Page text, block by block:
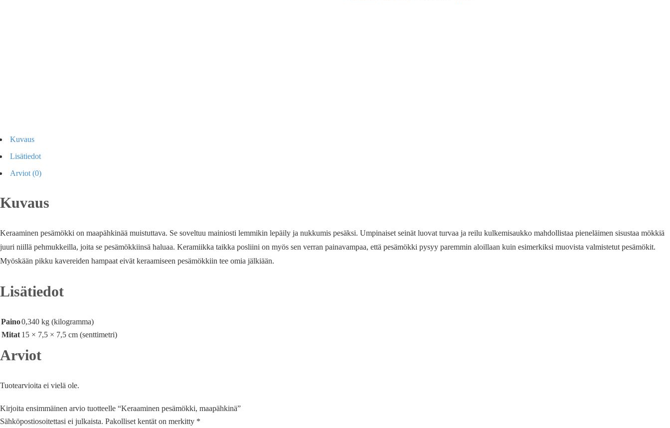
Kuvaus
Lisätiedot
Arviot (0)
Kuvaus
Keraaminen pesämökki on maapähkinää muistuttava. Se soveltuu mainiosti lemmikin lepäily ja nukkumis pesäksi. Umpinaiset seinät luovat turvaa ja reilu kulkemisaukko mahdollistaa pieneläimen sisustaa mökkiä
juuri niillä pehmukkeilla, joita se pesämökkiinsä haluaa. Keramiikka taikka posliini on myös sen verran painavampaa, että pesämökki pysyy paremmin aloillaan kuin esimerkiksi muovista valmistetut pesämökit.
Myöskään pikku kavereiden hampaat eivät keraamiseen pesämökkiin tee omia jälkiään.
Lisätiedot
Paino0,340 kg (kilogramma)
Mitat 15 × 7,5 × 7,5 cm (senttimetri)
Arviot
Tuotearvioita ei vielä ole.
Kirjoita ensimmäinen arvio tuotteelle “Keraaminen pesämökki, maapähkinä”
Sähköpostiosoitettasi ei julkaista. Pakolliset kentät on merkitty *